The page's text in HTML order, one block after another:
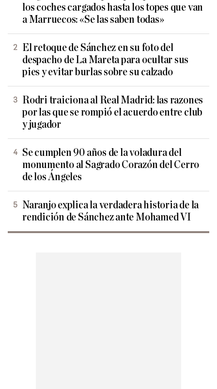
los coches cargados hasta los topes que van
a Marruecos: «Se las saben todas»
El retoque de Sánchez en su foto del
despacho de La Mareta para ocultar sus
pies y evitar burlas sobre su calzado
Rodri traiciona al Real Madrid: las razones
por las que se rompió el acuerdo entre club
y jugador
Se cumplen 90 años de la voladura del
monumento al Sagrado Corazón del Cerro
de los Ángeles
Naranjo explica la verdadera historia de la
rendición de Sánchez ante Mohamed VI